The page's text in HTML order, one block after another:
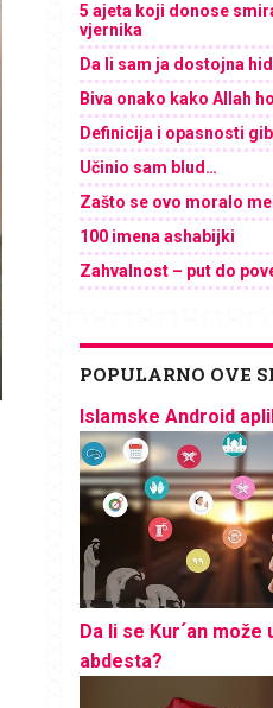
5 ajeta koji donose
vjernika
Da li sam ja dostojna
Biva onako kako Allah
Definicija i opasnosti
Učinio sam blud…
Zašto se ovo moralo
100 imena ashabijki
Zahvalnost – put do
POPULARNO OVE
Islamske Android
Da li se Kur´an može
abdesta?